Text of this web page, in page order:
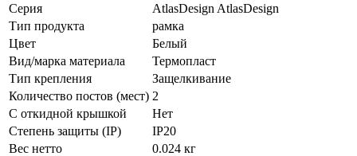
Серия
AtlasDesign AtlasDesign
Тип продукта
рамка
Цвет
Белый
Вид/марка материала
Термопласт
Тип крепления
Защелкивание
Количество постов (мест) 2
С откидной крышкой
Нет
Степень защиты (IP)
IP20
Вес нетто
0.024 кг